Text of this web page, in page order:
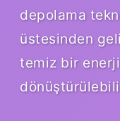
depolama
üstesinden
temiz bir